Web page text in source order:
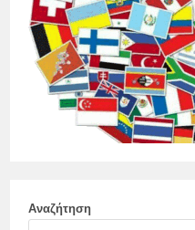
Αναζήτηση